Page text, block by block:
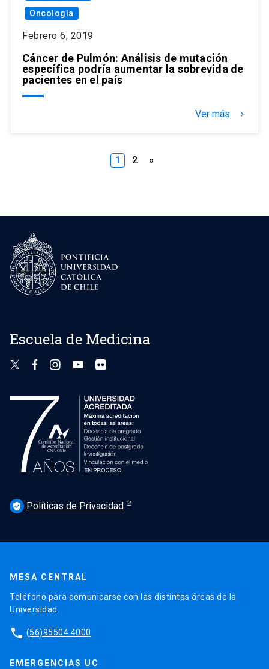
Oncología
Febrero 6, 2019
Cáncer de Pulmón: Análisis de mutación
específica podría aumentar la sobrevida de
pacientes en el país
Ver más keyboard_arrow_right
Paginación
1 2 »
Escuela de Medicina
verified_user Políticas de Privacidad
MESA CENTRAL
Teléfono para comunicarse con las distintas áreas de la
Universidad.
phone (56)95504 4000
EMERGENCIAS UC